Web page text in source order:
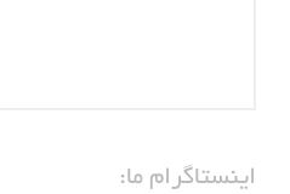
اینستاگرام ما: